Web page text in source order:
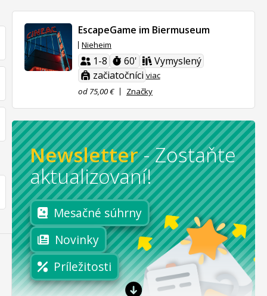
EscapeGame im Biermuseum
Nieheim
1-8 60'
Vymyslený
začiatočníci viac
od 75,00 €
Značky
Newsletter -Zostaňte
aktualizovaní!
Mesačné súhrny
Novinky
Príležitosti